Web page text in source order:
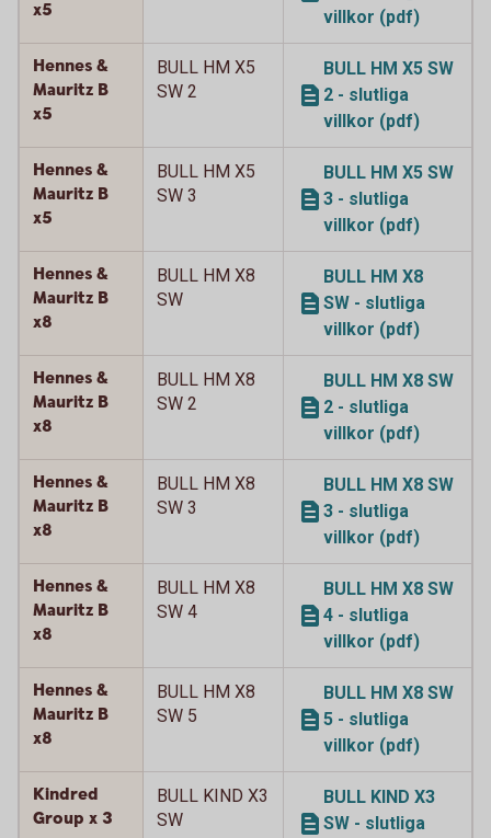
x5
villkor (pdf)
Hennes &
Mauritz B
x5
BULL HM X5
SW 2
BULL HM X5 SW
2 - slutliga
villkor (pdf)
Hennes &
Mauritz B
x5
BULL HM X5
SW 3
BULL HM X5 SW
3 - slutliga
villkor (pdf)
Hennes &
Mauritz B
x8
BULL HM X8
SW
BULL HM X8
SW - slutliga
villkor (pdf)
Hennes &
Mauritz B
x8
BULL HM X8
SW 2
BULL HM X8 SW
2 - slutliga
villkor (pdf)
Hennes &
Mauritz B
x8
BULL HM X8
SW 3
BULL HM X8 SW
3 - slutliga
villkor (pdf)
Hennes &
Mauritz B
x8
BULL HM X8
SW 4
BULL HM X8 SW
4 - slutliga
villkor (pdf)
Hennes &
Mauritz B
x8
BULL HM X8
SW 5
BULL HM X8 SW
5 - slutliga
villkor (pdf)
Kindred
Group x 3
BULL KIND X3
SW
BULL KIND X3
SW - slutliga